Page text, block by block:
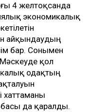
4 желтоқсанда
экономикалық
айқындаудың
бар. Сонымен
қол
одақтың
хаттаманы
да қаралды.